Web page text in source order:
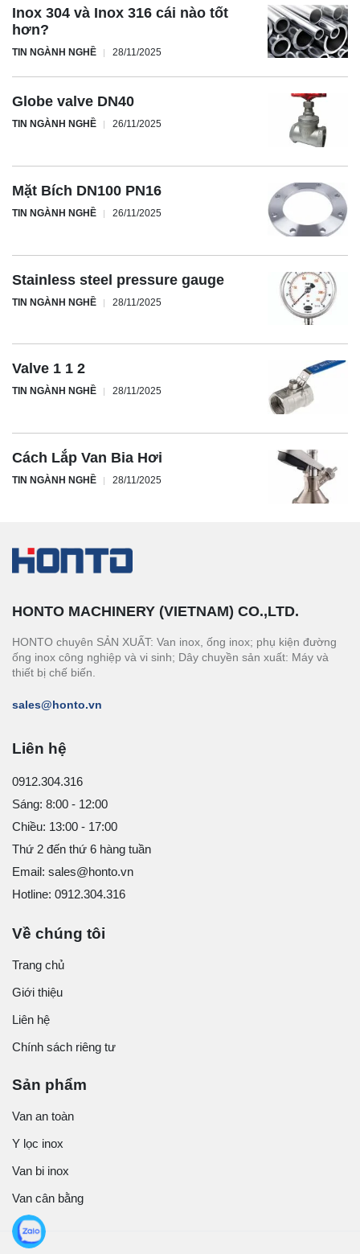
Inox 304 và Inox 316 cái nào tốt
hơn?
TIN NGÀNH NGHỀ 28/11/2025
Globe valve DN40
TIN NGÀNH NGHỀ 26/11/2025
Mặt Bích DN100 PN16
TIN NGÀNH NGHỀ 26/11/2025
Stainless steel pressure gauge
TIN NGÀNH NGHỀ 28/11/2025
Valve 1 1 2
TIN NGÀNH NGHỀ 28/11/2025
Cách Lắp Van Bia Hơi
TIN NGÀNH NGHỀ 28/11/2025
HONTO MACHINERY (VIETNAM) CO.,LTD.
HONTO chuyên SẢN XUẤT: Van inox, ống inox; phụ kiện đường
ống inox công nghiệp và vi sinh; Dây chuyền sản xuất: Máy và
thiết bị chế biến.
sales@honto.vn
Liên hệ
0912.304.316
Sáng: 8:00 - 12:00
Chiều: 13:00 - 17:00
Thứ 2 đến thứ 6 hàng tuần
Email: sales@honto.vn
Hotline: 0912.304.316
Về chúng tôi
Trang chủ
Giới thiệu
Liên hệ
Chính sách riêng tư
Sản phẩm
Van an toàn
Y lọc inox
Van bi inox
Van cân bằng